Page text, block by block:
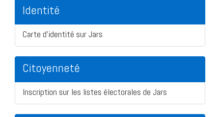
Identité
Carte d'identité sur Jars
Citoyenneté
Inscription sur les listes électorales de Jars